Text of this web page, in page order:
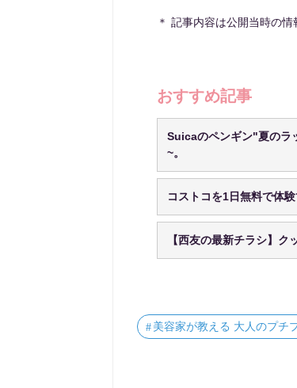
＊ 記事内容は公開当時の情
おすすめ記事
Suicaのペンギン"夏のラ
~。
コストコを1日無料で体
【西友の最新チラシ】ク
美容家が教える 大人のプチ